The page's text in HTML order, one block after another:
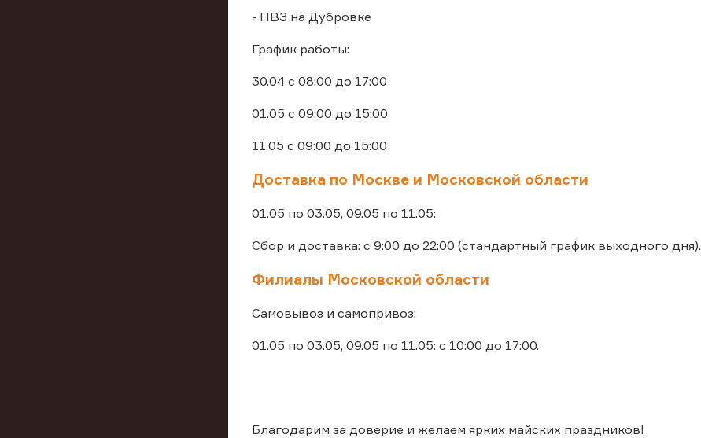
- ПВЗ на Дубровке
График работы:
30.04 с 08:00 до 17:00
01.05 с 09:00 до 15:00
11.05 с 09:00 до 15:00
Доставка по Москве и Московской области
01.05 по 03.05, 09.05 по 11.05:
Сбор и доставка: с 9:00 до 22:00 (стандартный график выходного дня).
Филиалы Московской области
Самовывоз и самопривоз:
01.05 по 03.05, 09.05 по 11.05: с 10:00 до 17:00.
Благодарим за доверие и желаем ярких майских праздников!